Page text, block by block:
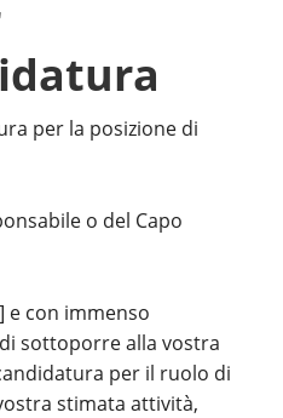
per la posizione di
o del Capo
e con immenso
sottoporre alla vostra
per il ruolo di
stimata attività,